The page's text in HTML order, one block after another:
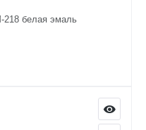
белая эмаль